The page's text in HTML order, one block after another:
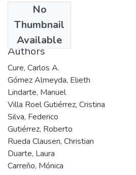
No
Thumbnail
Available
2003
Authors
Cure, Carlos A.
Gómez Almeyda, Elieth
Lindarte, Manuel
Villa Roel Gutiérrez, Cristina
Silva, Federico
Gutiérrez, Roberto
Rueda Clausen, Christian
Duarte, Laura
Carreño, Mónica